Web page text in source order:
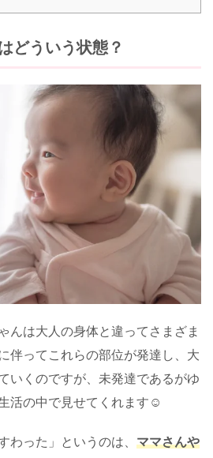
どういう状態？
んは大人の身体と違ってさまざま
伴ってこれらの部位が発達し、大
いくのですが、未発達であるがゆ
活の中で見せてくれます☺
わった」というのは、 ママさんや